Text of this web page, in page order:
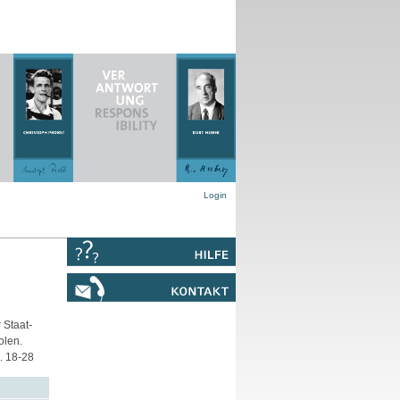
Login
Staat-
18-28